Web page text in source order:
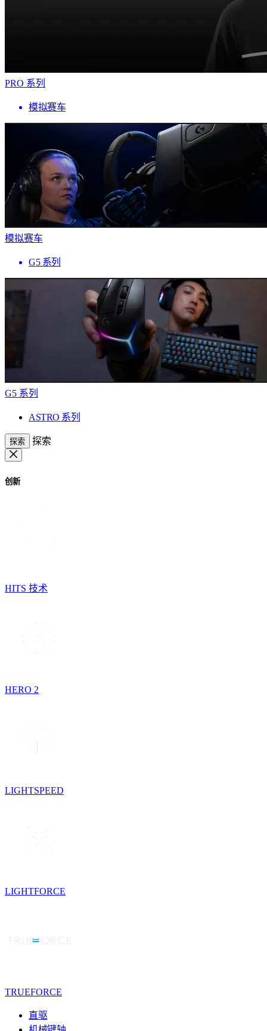
PRO 系列
模拟赛车
模拟赛车
G5 系列
G5 系列
ASTRO 系列
探索 探索
创新
HITS 技术
HERO 2
LIGHTSPEED
LIGHTFORCE
TRUEFORCE
直驱